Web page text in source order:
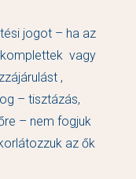
jogot – ha az
vagy
,
– tisztázás,
– nem fogjuk
az ők